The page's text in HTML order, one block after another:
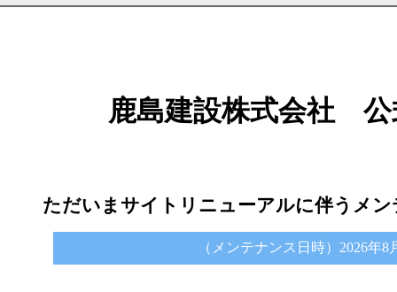
鹿島建設株式会社
ただいまサイトリニューアルに伴うメ
（メンテナンス日時）2026年8